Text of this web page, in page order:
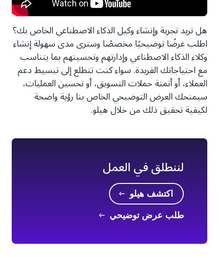
هل تريد تجربة وإنشاء وكيل الذكاء الاصطناعي الخاص بك؟
اطلب عرضًا توضيحيًا مخصصًا وسترى مدى سهولة إنشاء
وكلاء الذكاء الاصطناعي وإدارتهم وتحسينهم بما يتناسب
مع احتياجاتك الفريدة. سواء كنت تتطلع إلى تبسيط دعم
العملاء، أو أتمتة حملات التسويق، أو تحسين العمليات،
سيمنحك العرض التوضيحي الخاص بنا رؤية واضحة
لكيفية تحقيق ذلك من خلال هيلو.
لننطلق في العمل
اكتشف هيلو
طلب عرض توضيحي